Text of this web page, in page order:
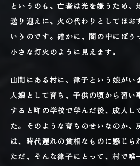
というのも、亡者は光を嫌うため、
送り迎えに、火の代わりとしてほお
いうのです。確かに、闇の中にぼう
小さな灯火のように見えます。
山間にある村に、律子という娘がい
人娘として育ち、子供の頃から習い
すると町の学校で学んだ後、成人し
た。そのような育ちのせいなのか、
は、時代遅れの貧相なものに感じら
ただ、そんな律子にとって、村で唯